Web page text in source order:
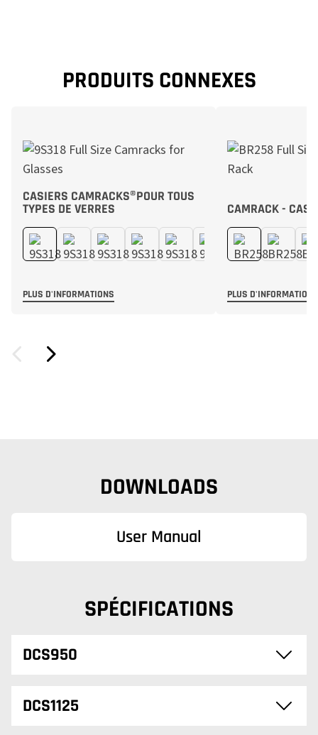
PRODUITS CONNEXES
CASIERS CAMRACKS®POUR TOUS
TYPES DE VERRES
PLUS D'INFORMATIONS
CAMRACK -
PLUS D'INFORMATIONS
DOWNLOADS
User Manual
SPÉCIFICATIONS
DCS950
DCS1125